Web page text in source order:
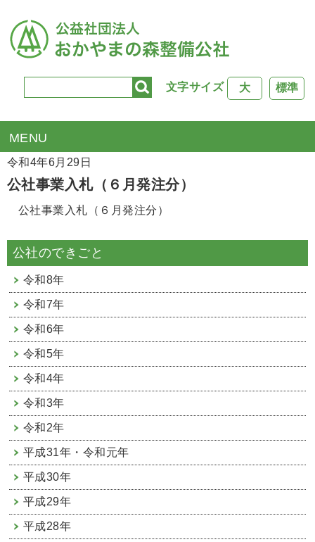
文字サイズ 標準
大
TOP>公社行事
令和4年6月29日
公社事業入札（６月発注分）
公社事業入札（６月発注分）
公社のできごと
令和8年
令和7年
令和6年
令和5年
令和4年
令和3年
令和2年
平成31年・令和元年
平成30年
平成29年
平成28年